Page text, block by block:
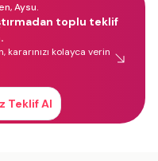
Aysu.
toplu teklif
kararınızı kolayca verin
Teklif Al